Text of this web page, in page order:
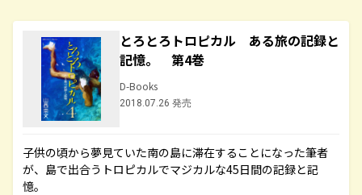
とろとろトロピカル ある旅の記録と
記憶。 第4巻
D-Books
2018.07.26 発売
子供の頃から夢見ていた南の島に滞在することになった筆者
が、島で出合うトロピカルでマジカルな45日間の記録と記
憶。